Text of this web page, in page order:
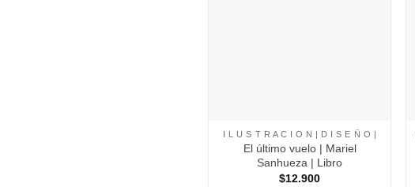
I L U S T R A C I O N | D I S E Ñ O |
El último vuelo | Mariel
Sanhueza | Libro
$12.900